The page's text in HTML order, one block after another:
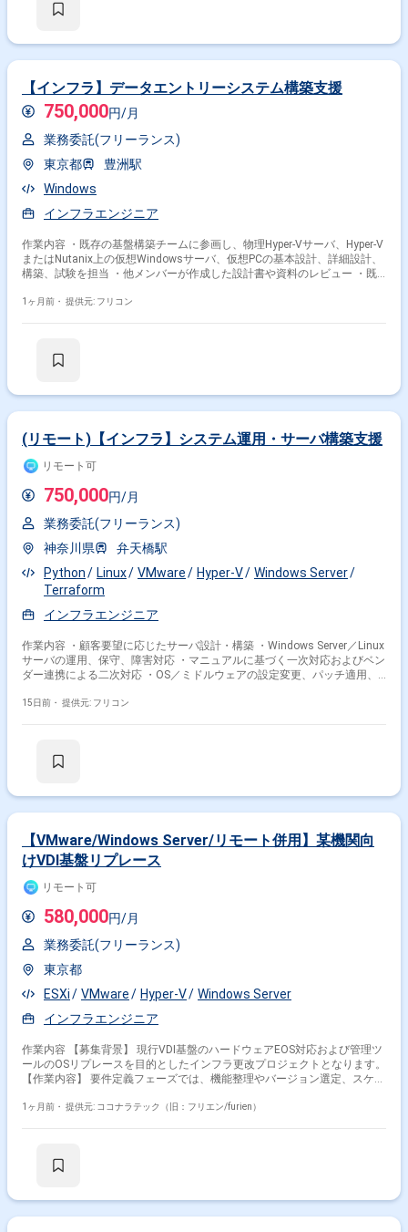
【インフラ】データエントリーシステム構築支援
750,000円/月
業務委託(フリーランス)
東京都
豊洲駅
Windows
インフラエンジニア
作業内容 ・既存の基盤構築チームに参画し、物理Hyper-Vサーバ、Hyper-V
またはNutanix上の仮想Windowsサーバ、仮想PCの基本設計、詳細設計、
構築、試験を担当 ・他メンバーが作成した設計書や資料のレビュー ・既
1ヶ月前・ 提供元: フリコン
(リモート)【インフラ】システム運用・サーバ構築支援
リモート可
750,000円/月
業務委託(フリーランス)
神奈川県
弁天橋駅
Python
Linux VMware Hyper-V
Windows Server
Terraform
インフラエンジニア
作業内容 ・顧客要望に応じたサーバ設計・構築 ・Windows Server／Linux
サーバの運用、保守、障害対応 ・マニュアルに基づく一次対応およびベン
ダー連携による二次対応 ・OS／ミドルウェアの設定変更、パッチ適用、
認、作業統制 ・ユーザーからの問い合わせ対応 ・障害分析および再発防
15日前・ 提供元: フリコン
【VMware/Windows Server/リモート併用】某機関向
けVDI基盤リプレース
リモート可
580,000円/月
業務委託(フリーランス)
東京都
ESXi
VMware Hyper-V
Windows Server
インフラエンジニア
作業内容 【募集背景】 現行VDI基盤のハードウェアEOS対応および管理ツ
ールのOSリプレースを目的としたインフラ更改プロジェクトとなります。
【作業内容】 要件定義フェーズでは、機能整理やバージョン選定、スケジ
い、その内容に基づきPoC環境の構築（ESXiインストール、
ータシートの作成など関連ドキュメントの整備も行っていただきます。
1ヶ月前・ 提供元: ココナラテック（旧：フリエン/furien）
Windows VMware Linux
Windows Server
AWS
Azure JP1 Zabbix SQL Server Oracle
その他の職種から探す
インフラエンジニア
サーバーエンジニア
ネットワークエンジニア